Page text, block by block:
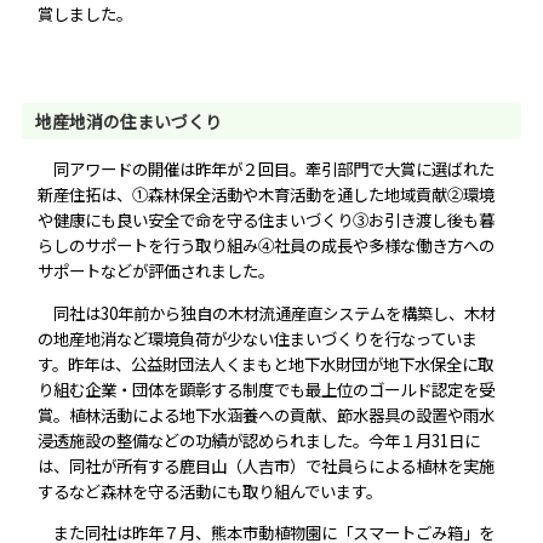
賞しました。
地産地消の住まいづくり
同アワードの開催は昨年が２回目。牽引部門で大賞に選ばれた
新産住拓は、①森林保全活動や木育活動を通した地域貢献②環境
や健康にも良い安全で命を守る住まいづくり③お引き渡し後も暮
らしのサポートを行う取り組み④社員の成長や多様な働き方への
サポートなどが評価されました。
同社は30年前から独自の木材流通産直システムを構築し、木材
の地産地消など環境負荷が少ない住まいづくりを行なっていま
す。昨年は、公益財団法人くまもと地下水財団が地下水保全に取
り組む企業・団体を顕彰する制度でも最上位のゴールド認定を受
賞。植林活動による地下水涵養への貢献、節水器具の設置や雨水
浸透施設の整備などの功績が認められました。今年１月31日に
は、同社が所有する鹿目山（人吉市）で社員らによる植林を実施
するなど森林を守る活動にも取り組んでいます。
また同社は昨年７月、熊本市動植物園に「スマートごみ箱」を